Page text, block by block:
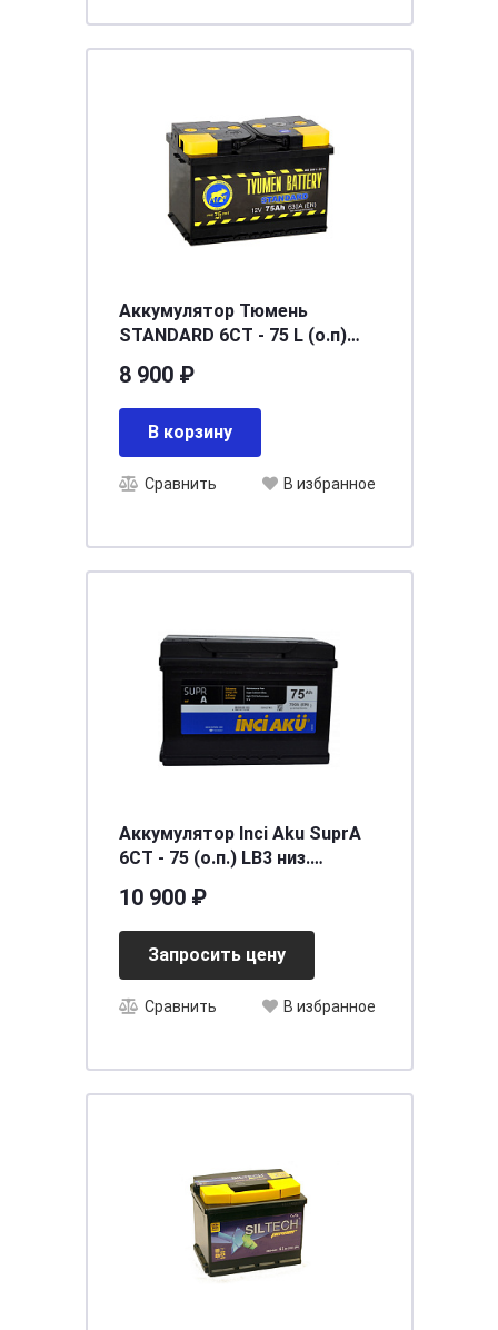
Аккумулятор Тюмень
STANDARD 6СТ - 75 L (о.п)
8 900 ₽
В корзину
Сравнить В избранное
Аккумулятор Inci Aku SuprA
6СТ - 75 (о.п.) LB3 низ.
10 900 ₽
Запросить цену
Сравнить В избранное